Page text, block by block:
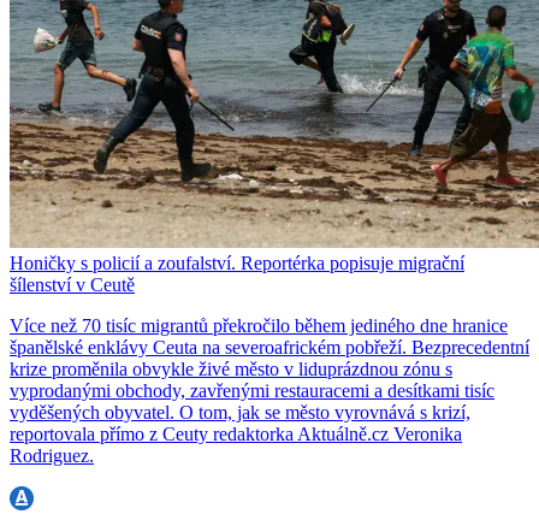
Honičky s policií a zoufalství. Reportérka popisuje migrační
šílenství v Ceutě
Více než 70 tisíc migrantů překročilo během jediného dne hranice
španělské enklávy Ceuta na severoafrickém pobřeží. Bezprecedentní
krize proměnila obvykle živé město v liduprázdnou zónu s
vyprodanými obchody, zavřenými restauracemi a desítkami tisíc
vyděšených obyvatel. O tom, jak se město vyrovnává s krizí,
reportovala přímo z Ceuty redaktorka Aktuálně.cz Veronika
Rodriguez.